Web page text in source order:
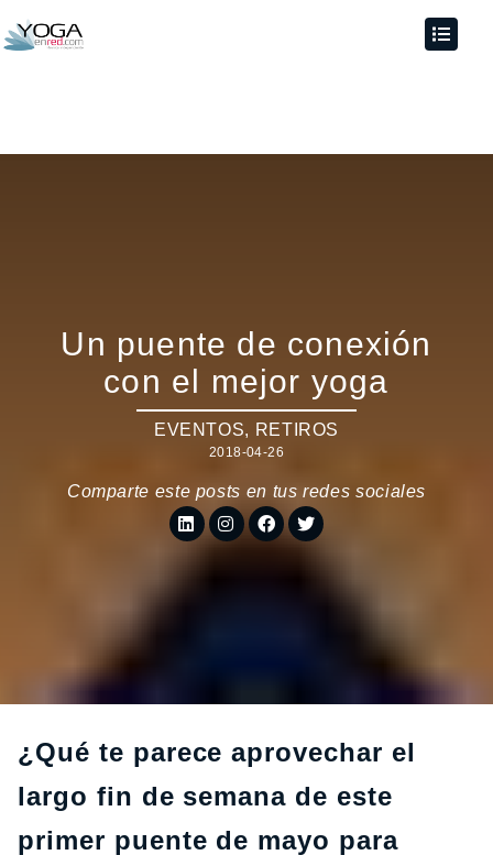
Un puente de conexión
con el mejor yoga
EVENTOS, RETIROS
2018-04-26
Comparte este posts en tus redes sociales
¿Qué te parece aprovechar el
largo fin de semana de este
primer puente de mayo para